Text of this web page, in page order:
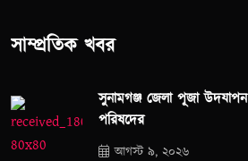
সাম্প্রতিক খবর
সুনামগঞ্জ জেলা পূজা উদযাপন
পরিষদের
আগস্ট ৯, ২০২৬